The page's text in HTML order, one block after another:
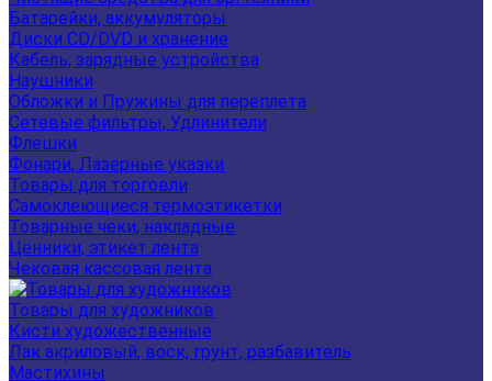
Батарейки, аккумуляторы
Диски CD/DVD и хранение
Кабель, зарядные устройства
Наушники
Обложки и Пружины для переплета
Сетевые фильтры, Удлинители
Флешки
Фонари, Лазерные указки
Товары для торговли
Самоклеющиеся термоэтикетки
Товарные чеки, накладные
Ценники, этикет лента
Чековая кассовая лента
Товары для художников
Кисти художественные
Лак акриловый, воск, грунт, разбавитель
Мастихины